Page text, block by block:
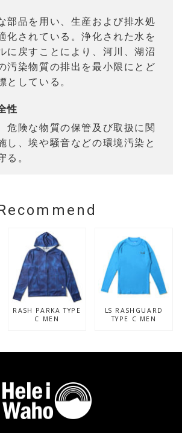
部品を用い、生産および排水処
化されている。浄化された水を
に戻すことにより、河川、湖沼
汚染物質の排出を最小限にとど
としている。
性
危険な物質の保管及び取扱に関
し、埃や騒音などの環境汚染と
。
RASH PARKA TYPE
C MEN
LS RASHGUARD
TYPE C MEN